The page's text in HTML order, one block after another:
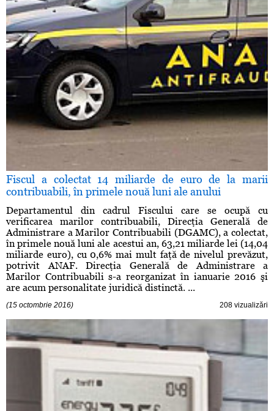
Fiscul a colectat 14 miliarde de euro de la marii
contribuabili, în primele nouă luni ale anului
Departamentul din cadrul Fiscului care se ocupă cu
verificarea marilor contribuabili, Direcţia Generală de
Administrare a Marilor Contribuabili (DGAMC), a colectat,
în primele nouă luni ale acestui an, 63,21 miliarde lei (14,04
miliarde euro), cu 0,6% mai mult faţă de nivelul prevăzut,
potrivit ANAF. Direcţia Generală de Administrare a
Marilor Contribuabili s-a reorganizat în ianuarie 2016 şi
are acum personalitate juridică distinctă. ...
(15 octombrie 2016) 208 vizualizări